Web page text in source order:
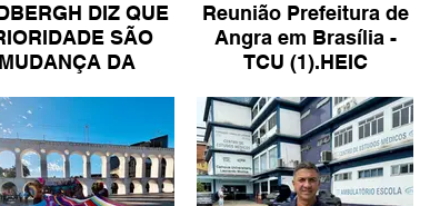
DIZ QUE
SÃO
DA
DE IR
Reunião Prefeitura de
Angra em Brasília -
TCU (1).HEIC